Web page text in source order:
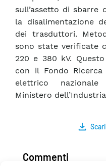
sull’assetto di sbarre
la disalimentazione
dei trasduttori.
sono state verificate
220 e 380 kV.
con il Fondo
elettrico
Ministero
Commenti